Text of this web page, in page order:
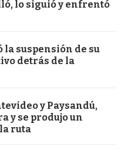
lo siguió y enfrentó
suspensión de su
detrás de la
y Paysandú,
y se produjo un
ruta